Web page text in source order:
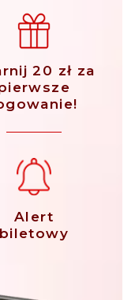
20 zł za
Alert
biletowy